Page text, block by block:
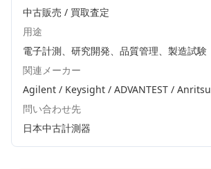
中古販売 / 買取査定
用途
電子計測、研究開発、品質管理、製造試験
関連メーカー
Agilent / Keysight / ADVANTEST / Anritsu
問い合わせ先
日本中古計測器